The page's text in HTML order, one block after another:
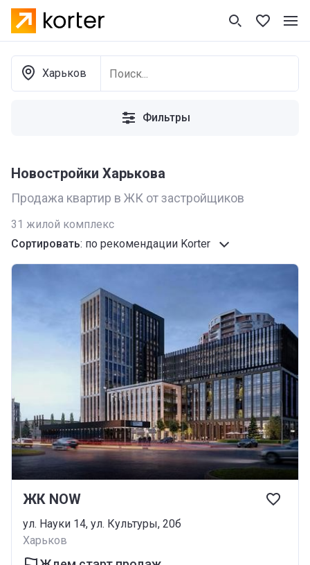
Харьков
Фильтры
Новостройки Харькова
Продажа квартир в ЖК от застройщиков
31 жилой комплекс
Сортировать: по рекомендации Korter
ЖК NOW
ул. Науки 14, ул. Культуры, 20б
Харьков